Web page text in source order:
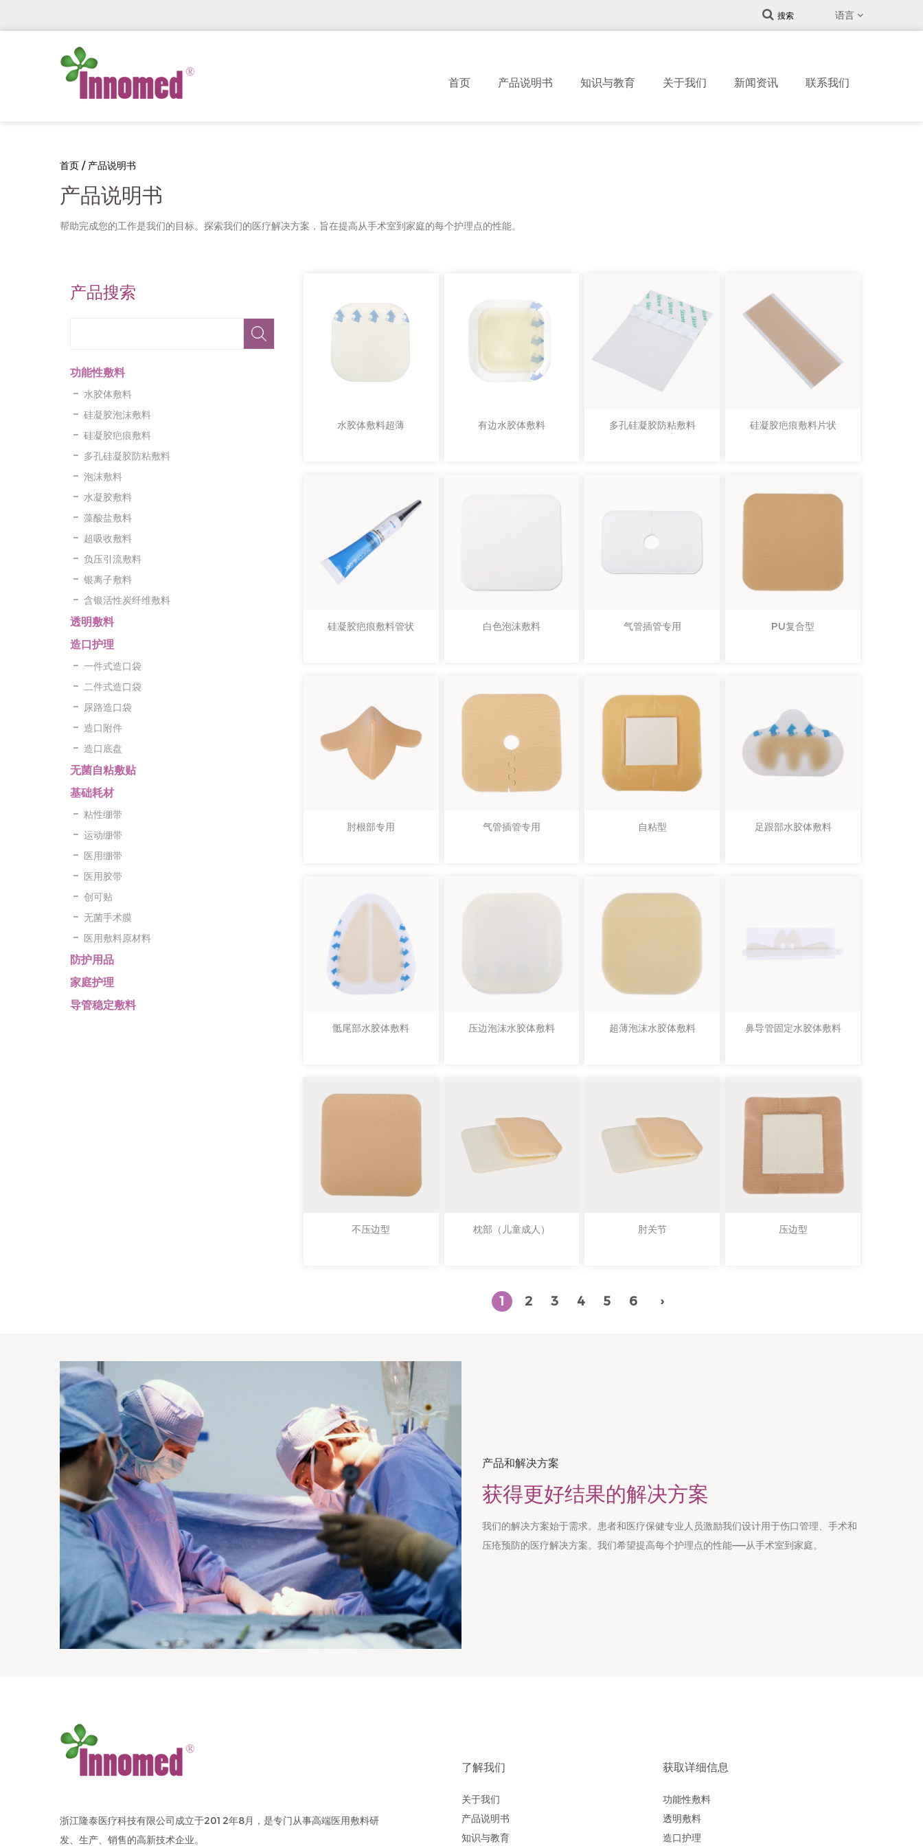
语言
搜索
首页 产品说明书 知识与教育 关于我们 新闻资讯 联系我们
首页 / 产品说明书
产品说明书
帮助完成您的工作是我们的目标。探索我们的医疗解决方案，旨在提高从手术室到家庭的每个护理点的性能。
产品搜索
功能性敷料
水胶体敷料
硅凝胶泡沫敷料
硅凝胶疤痕敷料
多孔硅凝胶防粘敷料
泡沫敷料
水凝胶敷料
藻酸盐敷料
超吸收敷料
负压引流敷料
银离子敷料
含银活性炭纤维敷料
透明敷料
造口护理
一件式造口袋
二件式造口袋
尿路造口袋
造口附件
造口底盘
无菌自粘敷贴
基础耗材
粘性绷带
运动绷带
医用绷带
医用胶带
创可贴
无菌手术膜
医用敷料原材料
防护用品
家庭护理
导管稳定敷料
水胶体敷料超薄 有边水胶体敷料 多孔硅凝胶防粘敷料 硅凝胶疤痕敷料片状
硅凝胶疤痕敷料管状 白色泡沫敷料 气管插管专用 PU复合型
肘根部专用 气管插管专用 自粘型 足跟部水胶体敷料
骶尾部水胶体敷料 压边泡沫水胶体敷料 超薄泡沫水胶体敷料 鼻导管固定水胶体敷料
不压边型 枕部（儿童成人） 肘关节 压边型
1 2 3 4 5 6 ›
产品和解决方案
获得更好结果的解决方案
我们的解决方案始于需求。患者和医疗保健专业人员激励我们设计用于伤口管理、手术和
压疮预防的医疗解决方案。我们希望提高每个护理点的性能——从手术室到家庭。
浙江隆泰医疗科技有限公司成立于2012年8月，是专门从事高端医用敷料研
发、生产、销售的高新技术企业。
了解我们
关于我们
产品说明书
知识与教育
获取详细信息
功能性敷料
透明敷料
造口护理